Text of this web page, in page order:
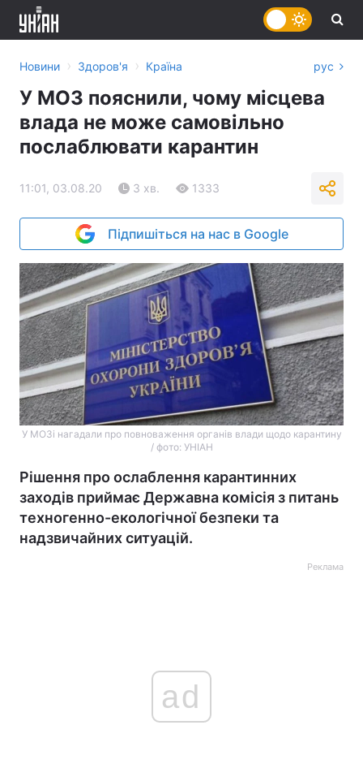
Новини › Здоров'я › Країна рус
У МОЗ пояснили, чому місцева
влада не може самовільно
послаблювати карантин
11:01, 03.08.20 3 хв. 1333
Підпишіться на нас в Google
У МОЗі нагадали про повноваження органів влади щодо карантину
/ фото: УНІАН
Рішення про ослаблення карантинних
заходів приймає Державна комісія з питань
техногенно-екологічної безпеки та
надзвичайних ситуацій.
Реклама
ad